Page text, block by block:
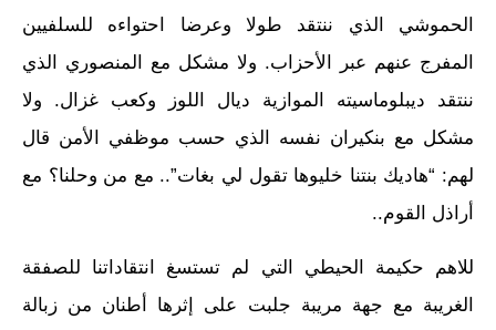
الحموشي الذي ننتقد طولا وعرضا احتواءه للسلفيين
المفرج عنهم عبر الأحزاب. ولا مشكل مع المنصوري الذي
ننتقد ديبلوماسيته الموازية ديال اللوز وكعب غزال. ولا
مشكل مع بنكيران نفسه الذي حسب موظفي الأمن قال
لهم: “هاديك بنتنا خليوها تقول لي بغات”.. مع من وحلنا؟ مع
أراذل القوم..
للاهم حكيمة الحيطي التي لم تستسغ انتقاداتنا للصفقة
الغريبة مع جهة مريبة جلبت على إثرها أطنان من زبالة